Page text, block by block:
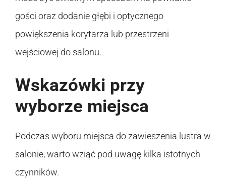
gości oraz dodanie głębi i optycznego
powiększenia korytarza lub przestrzeni
wejściowej do salonu.
Wskazówki przy
wyborze miejsca
Podczas wyboru miejsca do zawieszenia lustra w
salonie, warto wziąć pod uwagę kilka istotnych
czynników.